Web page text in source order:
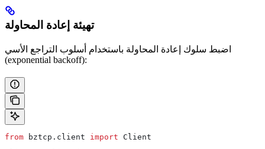
تهيئة إعادة المحاولة
اضبط سلوك إعادة المحاولة باستخدام أسلوب التراجع الأسي
(exponential backoff):
from bztcp.client import Client